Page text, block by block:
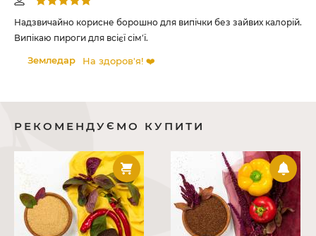
Надзвичайно корисне борошно для випічки без зайвих калорій.
Випікаю пироги для всієї сім'ї.
Земледар На здоров'я! ❤️
РЕКОМЕНДУЄМО КУПИТИ